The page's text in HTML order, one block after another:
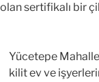
sertifikalı bir
Yücetepe
kilit ev ve